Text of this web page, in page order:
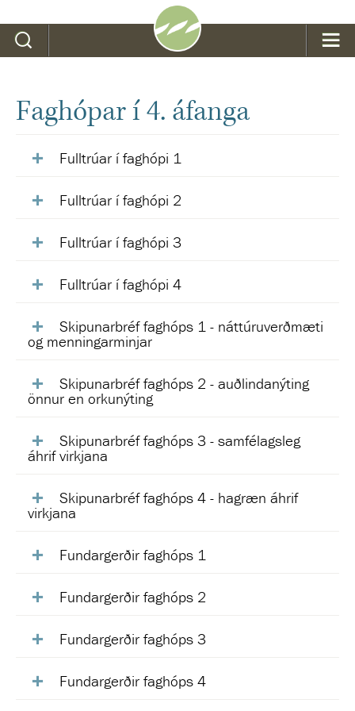
Faghópar í 4. áfanga
Fulltrúar í faghópi 1
Fulltrúar í faghópi 2
Fulltrúar í faghópi 3
Fulltrúar í faghópi 4
Skipunarbréf faghóps 1 - náttúruverðmæti
og menningarminjar
Skipunarbréf faghóps 2 - auðlindanýting
önnur en orkunýting
Skipunarbréf faghóps 3 - samfélagsleg
áhrif virkjana
Skipunarbréf faghóps 4 - hagræn áhrif
virkjana
Fundargerðir faghóps 1
Fundargerðir faghóps 2
Fundargerðir faghóps 3
Fundargerðir faghóps 4